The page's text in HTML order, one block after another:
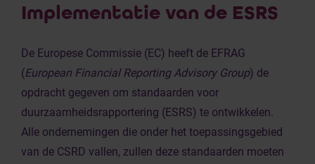
Implementatie van de ESRS
De Europese Commissie (EC) heeft de EFRAG
(European Financial Reporting Advisory Group) de
opdracht gegeven om standaarden voor
duurzaamheidsrapportering (ESRS) te ontwikkelen.
Alle ondernemingen die onder het toepassingsgebied
van de CSRD vallen, zullen deze standaarden moeten